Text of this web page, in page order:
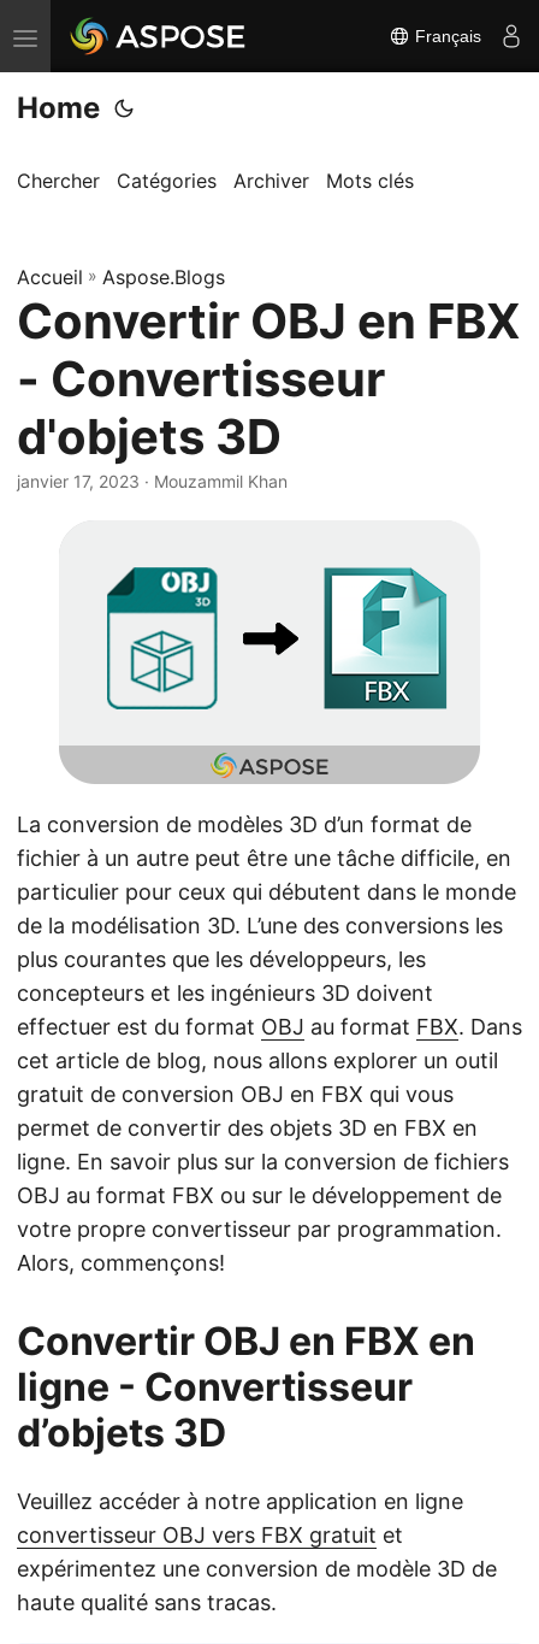
B
a
s
u
r
l
a
n
v
i
Français
Home
Chercher Catégories Archiver Mots clés
Accueil » Aspose.Blogs
Convertir OBJ en FBX
- Convertisseur
d'objets 3D
janvier 17, 2023 · Mouzammil Khan
La conversion de modèles 3D d’un format de
fichier à un autre peut être une tâche difficile, en
particulier pour ceux qui débutent dans le monde
de la modélisation 3D. L’une des conversions les
plus courantes que les développeurs, les
concepteurs et les ingénieurs 3D doivent
effectuer est du format OBJ au format FBX. Dans
cet article de blog, nous allons explorer un outil
gratuit de conversion OBJ en FBX qui vous
permet de convertir des objets 3D en FBX en
ligne. En savoir plus sur la conversion de fichiers
OBJ au format FBX ou sur le développement de
votre propre convertisseur par programmation.
Alors, commençons!
Convertir OBJ en FBX en
ligne - Convertisseur
d’objets 3D
Veuillez accéder à notre application en ligne
convertisseur OBJ vers FBX gratuit et
expérimentez une conversion de modèle 3D de
haute qualité sans tracas.